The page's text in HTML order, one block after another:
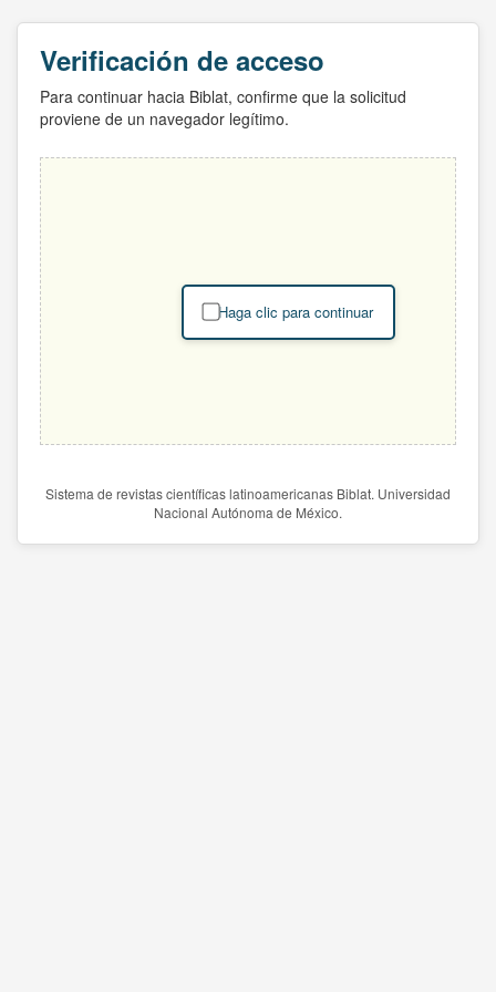
Verificación de acceso
Para continuar hacia Biblat, confirme que la solicitud
proviene de un navegador legítimo.
Haga clic para continuar
Sistema de revistas científicas latinoamericanas Biblat. Universidad
Nacional Autónoma de México.